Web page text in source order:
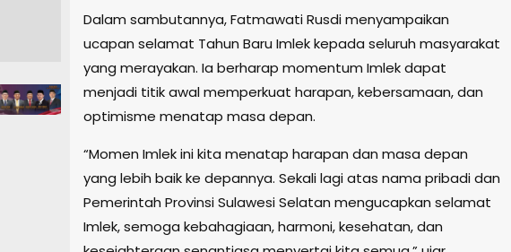
Dalam sambutannya, Fatmawati Rusdi menyampaikan
ucapan selamat Tahun Baru Imlek kepada seluruh masyarakat
yang merayakan. Ia berharap momentum Imlek dapat
menjadi titik awal memperkuat harapan, kebersamaan, dan
optimisme menatap masa depan.
“Momen Imlek ini kita menatap harapan dan masa depan
yang lebih baik ke depannya. Sekali lagi atas nama pribadi dan
Pemerintah Provinsi Sulawesi Selatan mengucapkan selamat
Imlek, semoga kebahagiaan, harmoni, kesehatan, dan